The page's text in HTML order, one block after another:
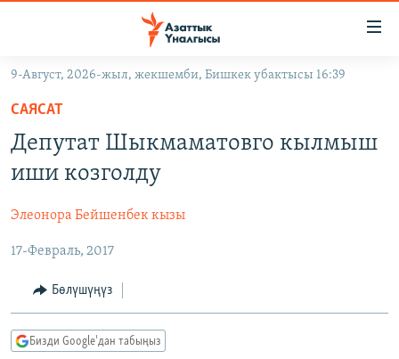
Навигацияга
өтүңүз
Издөөгө
салыңызКЫРГЫЗСТАН
ЭКОНОМИКА
МАДАНИЯТ
ДҮЙНӨ
БОРБОР АЗИЯ
АТАЙЫН ИЛИКТӨӨ
ТВ ПРОГРАММАЛАР
БҮГҮН АЗАТТЫКТА
БИЗ ЖАНА ДҮЙНӨ
ПОДКАСТ
ӨЗГӨЧӨ ПИКИР
9-Август, 2026-жыл, жекшемби, Бишкек убактысы 16:39
САЯСАТ
Депутат Шыкмаматовго кылмыш
иши козголду
Элеонора Бейшенбек кызы
17-Февраль, 2017
Бөлүшүңүз
Бизди Google'дан табыңыз